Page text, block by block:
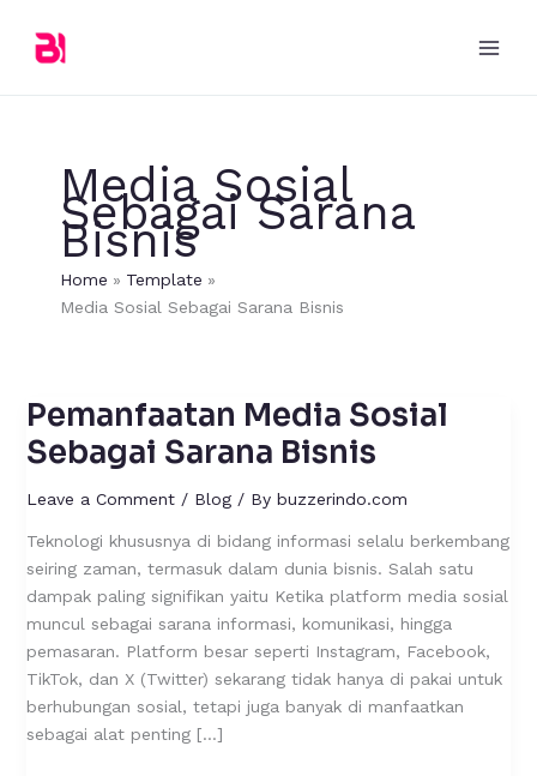
content
Media Sosial
Sebagai Sarana
Bisnis
Home
Template
Media Sosial Sebagai Sarana Bisnis
Pemanfaatan Media Sosial
Sebagai Sarana Bisnis
Leave a Comment / Blog/ By buzzerindo.com
Teknologi khususnya di bidang informasi selalu berkembang
seiring zaman, termasuk dalam dunia bisnis. Salah satu
dampak paling signifikan yaitu Ketika platform media sosial
muncul sebagai sarana informasi, komunikasi, hingga
pemasaran. Platform besar seperti Instagram, Facebook,
TikTok, dan X (Twitter) sekarang tidak hanya di pakai untuk
berhubungan sosial, tetapi juga banyak di manfaatkan
sebagai alat penting […]
Pemanfaatan
Media
Sosial
Sebagai
Bisnis